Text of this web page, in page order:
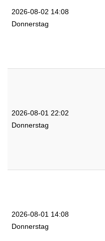
2026-08-02 14:08
Donnerstag
2026-08-01 22:02
Donnerstag
2026-08-01 14:08
Donnerstag